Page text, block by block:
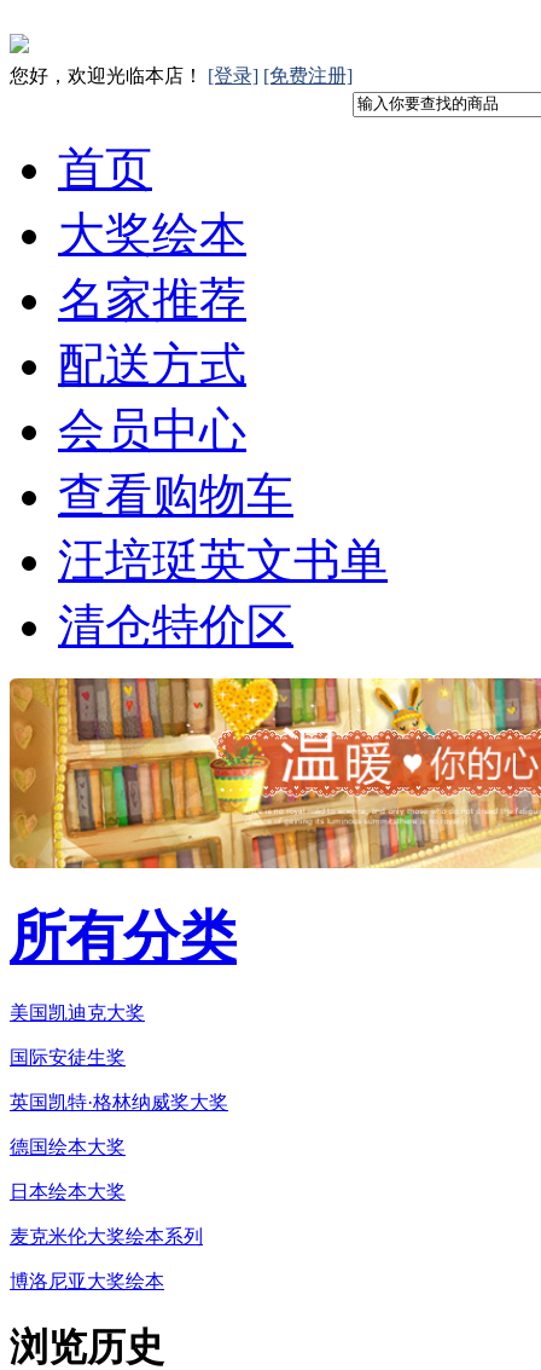
您好，欢迎光临本店！ [登录] [免费注册]
首页
大奖绘本
名家推荐
配送方式
会员中心
查看购物车
汪培珽英文书单
清仓特价区
所有分类
美国凯迪克大奖
国际安徒生奖
英国凯特·格林纳威奖大奖
德国绘本大奖
日本绘本大奖
麦克米伦大奖绘本系列
博洛尼亚大奖绘本
浏览历史